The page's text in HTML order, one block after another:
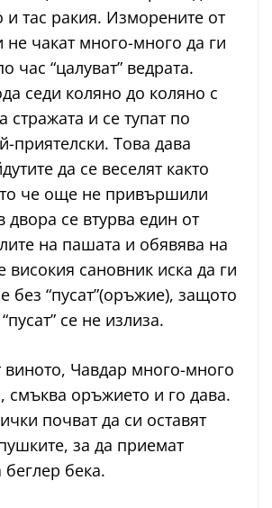
и тас ракия. Изморените от
не чакат много-много да ги
час “цалуват” ведрата.
седи коляно до коляно с
стражата и се тупат по
приятелски. Това дава
да се веселят както
че още не привършили
двора се втурва един от
на пашата и обявява на
високия сановник иска да ги
без “пусат”(оръжие), защото
се не излиза.
Чавдар много-много
смъква оръжието и го дава.
почват да си оставят
за да приемат
бека.